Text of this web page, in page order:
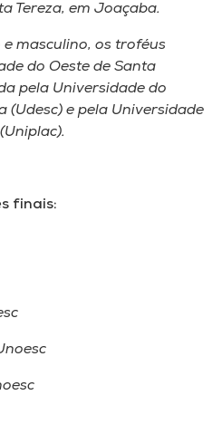
Tereza, em Joaçaba.
masculino, os troféus
do Oeste de Santa
pela Universidade do
(Udesc) e pela Universidade
finais: